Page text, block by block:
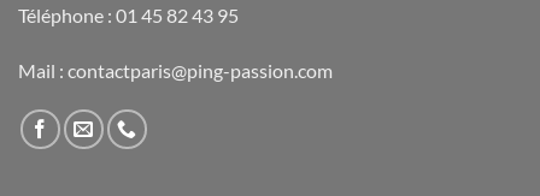
Téléphone : 01 45 82 43 95
Mail : contactparis@ping-passion.com